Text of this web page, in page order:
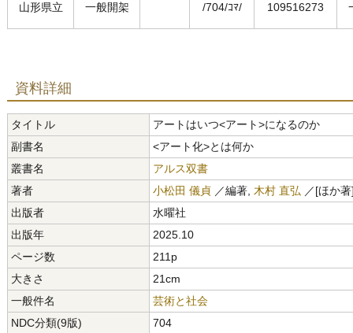
山形県立 一般開架 /704/ｺﾏ/ 109516273
資料詳細
タイトル
アートはいつ<アート>になるのか
副書名
<アート化>とは何か
叢書名
アルス双書
著者
小松田 儀貞 ／編著, 木村 直弘 ／[ほか
出版者
水曜社
出版年
2025.10
ページ数
211p
大きさ
21cm
一般件名
芸術と社会
NDC分類(9版)
704